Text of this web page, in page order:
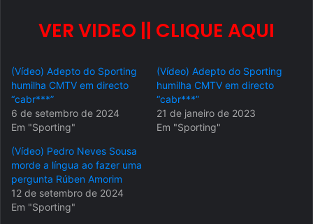
VER VIDEO || CLIQUE AQUI
(Vídeo) Adepto do Sporting
humilha CMTV em directo
“cabr***”
6 de setembro de 2024
Em "Sporting"
(Vídeo) Adepto do Sporting
humilha CMTV em directo
“cabr***”
21 de janeiro de 2023
Em "Sporting"
(Vídeo) Pedro Neves Sousa
morde a língua ao fazer uma
pergunta Rúben Amorim
12 de setembro de 2024
Em "Sporting"